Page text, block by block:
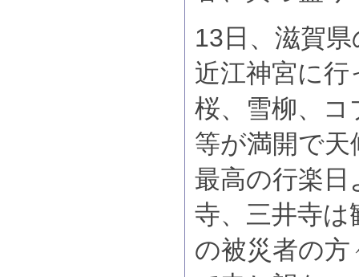
13日、滋賀
近江神宮に
桜、雪柳、
等が満開で
最高の行楽
寺、三井寺は
の被災者の